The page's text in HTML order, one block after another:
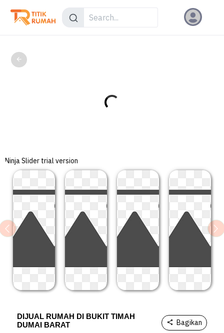
Ninja Slider trial version
Previous
DIJUAL RUMAH DI BUKIT TIMAH
DUMAI BARAT
Bagikan